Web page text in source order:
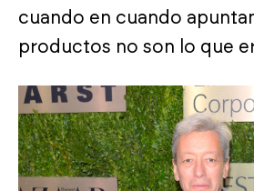
cuando en cuando
productos no son lo que